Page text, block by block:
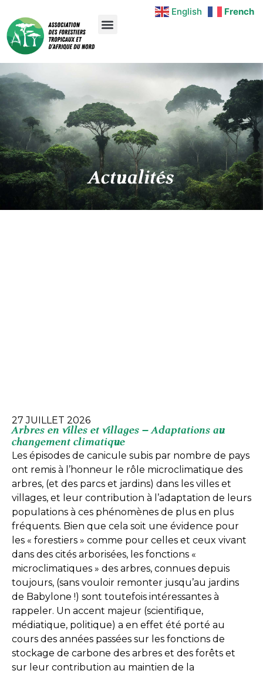
Actualités
27 JUILLET 2026
Arbres en villes et villages – Adaptations au
changement climatique
Les épisodes de canicule subis par nombre de pays
ont remis à l’honneur le rôle microclimatique des
arbres, (et des parcs et jardins) dans les villes et
villages, et leur contribution à l’adaptation de leurs
populations à ces phénomènes de plus en plus
fréquents. Bien que cela soit une évidence pour
les « forestiers » comme pour celles et ceux vivant
dans des cités arborisées, les fonctions «
microclimatiques » des arbres, connues depuis
toujours, (sans vouloir remonter jusqu’au jardins
de Babylone !) sont toutefois intéressantes à
rappeler. Un accent majeur (scientifique,
médiatique, politique) a en effet été porté au
cours des années passées sur les fonctions de
stockage de carbone des arbres et des forêts et
sur leur contribution au maintien de la
English French